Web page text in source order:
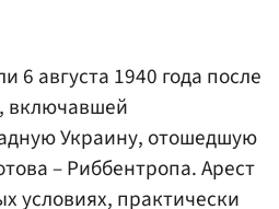
6 августа 1940 года после
включавшей
Украину, отошедшую
– Риббентропа. Арест
условиях, практически